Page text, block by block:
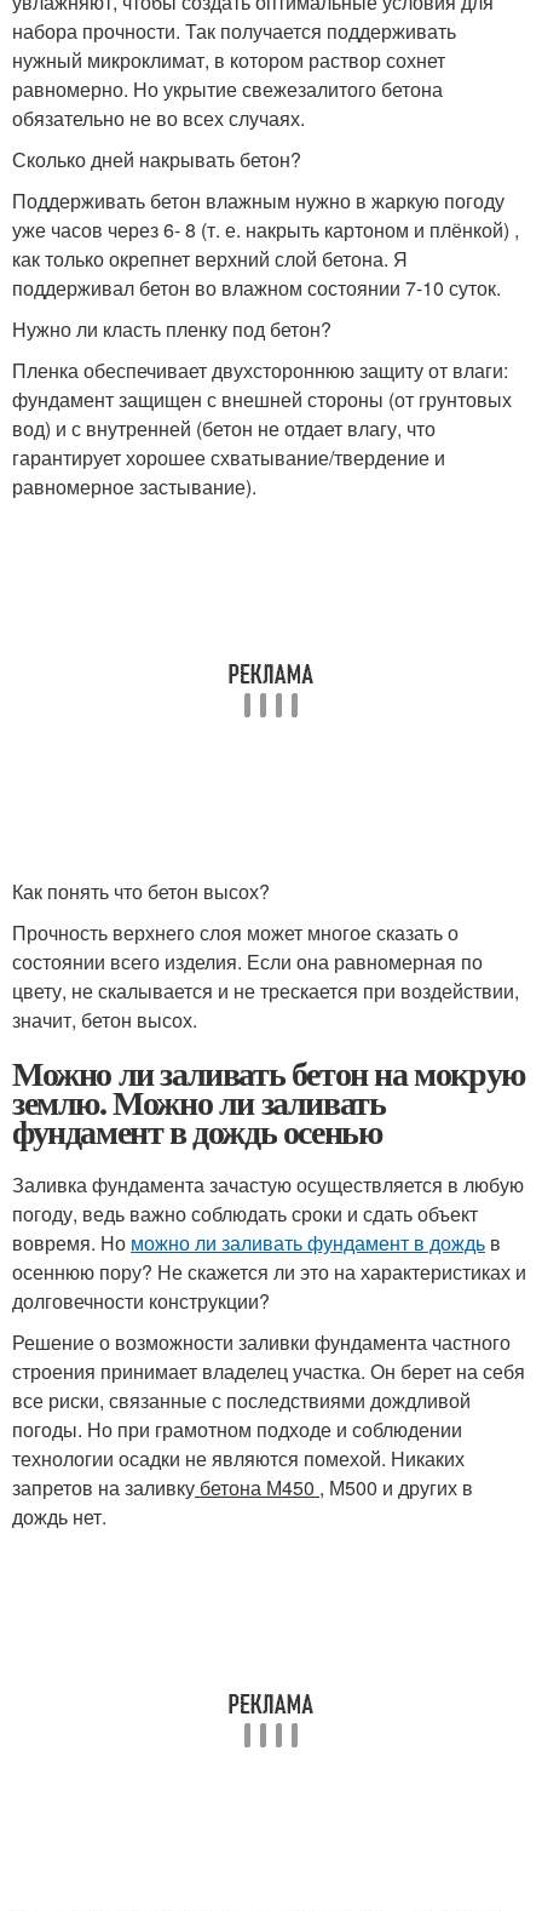
набора прочности. Так получается поддерживать
нужный микроклимат, в котором раствор сохнет
равномерно. Но укрытие свежезалитого бетона
обязательно не во всех случаях.
Сколько дней накрывать бетон?
Поддерживать бетон влажным нужно в жаркую погоду
уже часов через 6- 8 (т. е. накрыть картоном и плёнкой) ,
как только окрепнет верхний слой бетона. Я
поддерживал бетон во влажном состоянии 7-10 суток.
Нужно ли класть пленку под бетон?
Пленка обеспечивает двухстороннюю защиту от влаги:
фундамент защищен с внешней стороны (от грунтовых
вод) и с внутренней (бетон не отдает влагу, что
гарантирует хорошее схватывание/твердение и
равномерное застывание).
Как понять что бетон высох?
Прочность верхнего слоя может многое сказать о
состоянии всего изделия. Если она равномерная по
цвету, не скалывается и не трескается при воздействии,
значит, бетон высох.
Можно ли заливать бетон на мокрую
землю. Можно ли заливать
фундамент в дождь осенью
Заливка фундамента зачастую осуществляется в любую
погоду, ведь важно соблюдать сроки и сдать объект
вовремя. Но можно ли заливать фундамент в дождь в
осеннюю пору? Не скажется ли это на характеристиках и
долговечности конструкции?
Решение о возможности заливки фундамента частного
строения принимает владелец участка. Он берет на себя
все риски, связанные с последствиями дождливой
погоды. Но при грамотном подходе и соблюдении
технологии осадки не являются помехой. Никаких
запретов на заливку бетона М450 , М500 и других в
дождь нет.